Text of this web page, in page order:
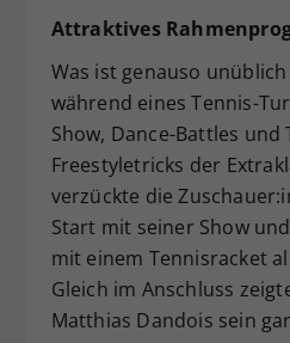
Attraktives
Was ist genauso unüblich
während eines Tennis-
Show, Dance-Battles und
Freestyletricks der
verzückte die
Start mit seiner Show
mit einem Tennisracket
Gleich im Anschluss
Matthias Dandois sein